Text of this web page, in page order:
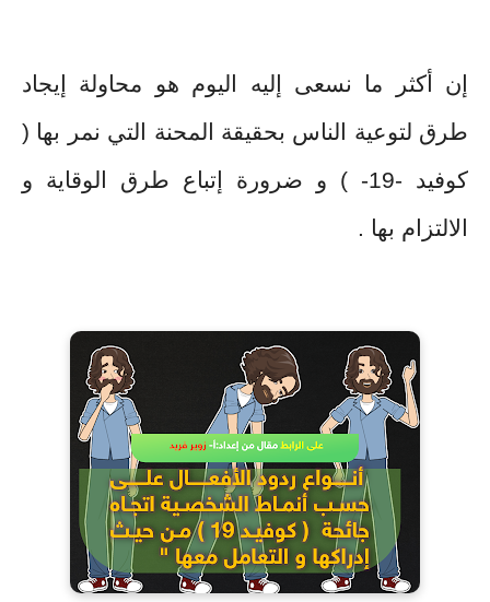
إن أكثر ما نسعى إليه اليوم هو محاولة إيجاد
طرق لتوعية الناس بحقيقة المحنة التي نمر بها (
كوفيد -19- ) و ضرورة إتباع طرق الوقاية و
الالتزام بها .